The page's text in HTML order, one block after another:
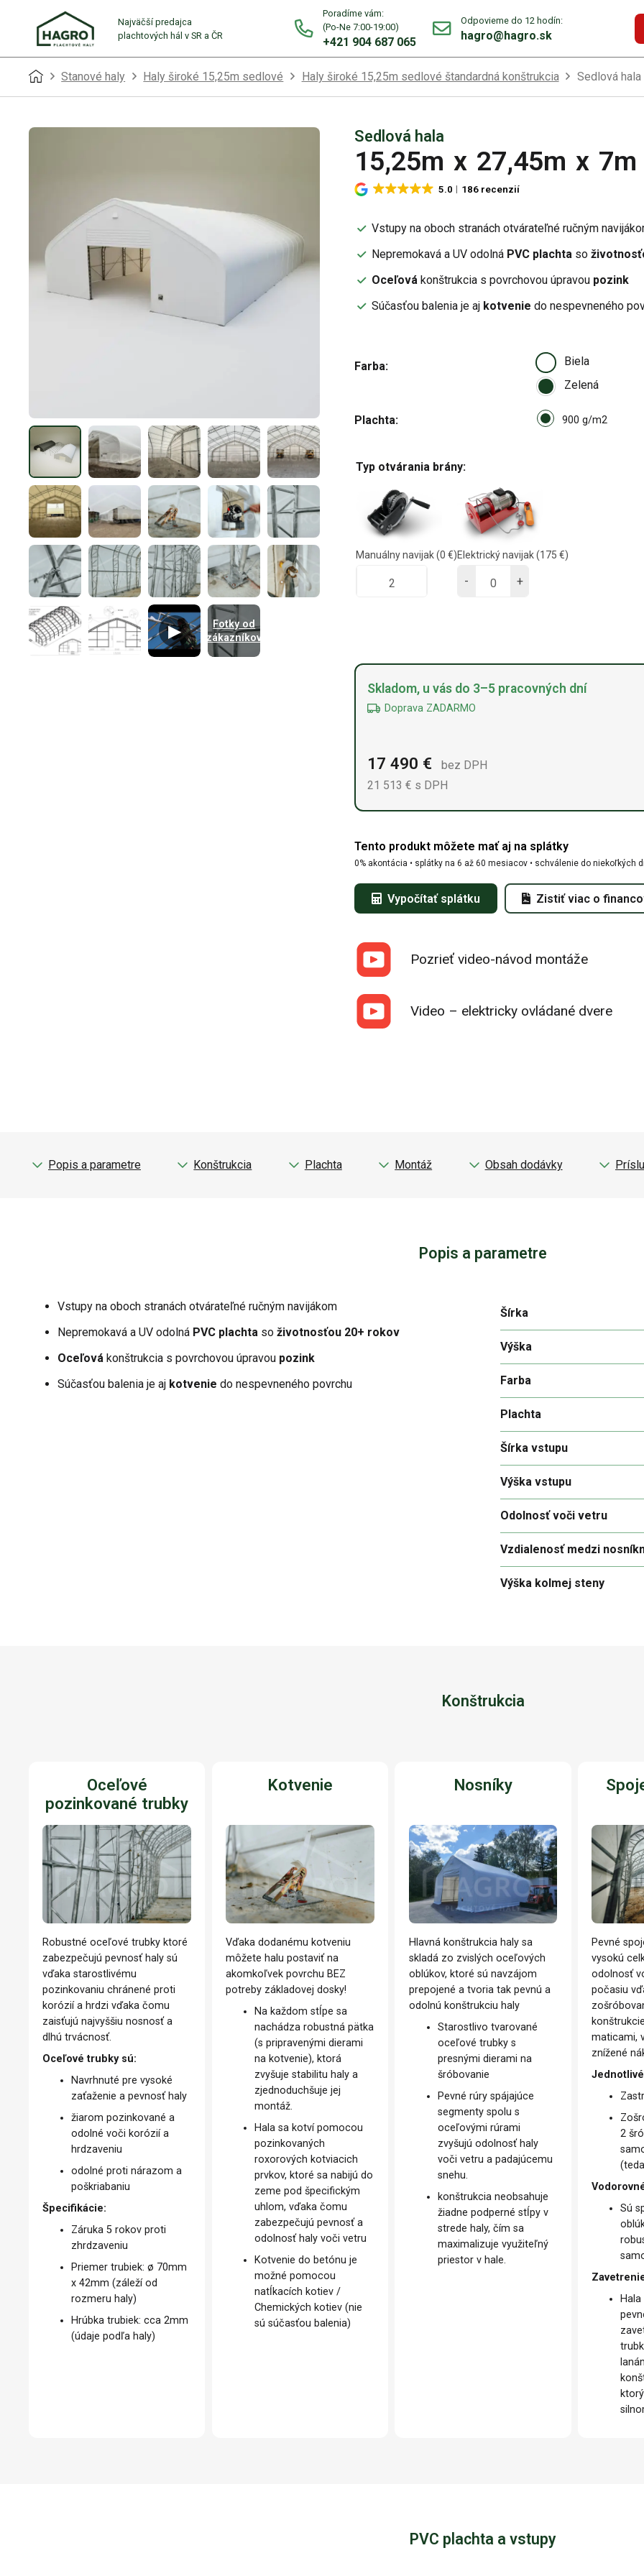
Najväčší predajca
plachtových hál v SR a ČR
Poradíme vám:
(Po-Ne 7:00-19:00)
+421 904 687 065
Odpovieme do 12 hodín:
hagro@hagro.sk
Stanové haly Haly široké 15,25m sedlové Haly široké 15,25m sedlové štandardná konštrukcia Sedlová
▶
Fotky od
zákazníkov
Sedlová hala
15,25m x 27,45m x 7m
5.0 186 recenzií
Vstupy na oboch stranách otvárateľné ručným
Nepremokavá a UV odolná PVC plachta so
Oceľová konštrukcia s povrchovou úpravou pozink
Súčasťou balenia je aj kotvenie do nespevneného
Farba
Biela
Zelená
Plachta Select pa_plachta
900 g/m2
Typ otvárania brány:
Manuálny navijak(0 €)Elektrický navijak(175 €)
-
+
Alternative:
Skladom, u vás do 3–5 pracovných dní
Doprava ZADARMO
17 490 €
bez DPH
21 513€ s DPH
Tento produkt môžete mať aj na splátky
0% akontácia • splátky na 6 až 60 mesiacov • schválenie do niekoľkých
Vypočítať splátku Zistiť viac o
Pozrieť video-návod montáže
Video – elektricky ovládané dvere
Popis a parametre Konštrukcia Plachta Montáž Obsah dodávky
Popis a parametre
Vstupy na oboch stranách otvárateľné ručným navijákom
Nepremokavá a UV odolná PVC plachta so životnosťou 20+ rokov
Oceľová konštrukcia s povrchovou úpravou pozink
Súčasťou balenia je aj kotvenie do nespevneného povrchu
Šírka
Výška
Farba
Plachta
Šírka vstupu
Výška vstupu
Odolnosť voči vetru
Vzdialenosť medzi
Výška kolmej steny
Konštrukcia
Oceľové
pozinkované trubky
Robustné oceľové trubky ktoré
zabezpečujú pevnosť haly sú
vďaka starostlivému
pozinkovaniu chránené proti
korózií a hrdzi vďaka čomu
zaisťujú najvyššiu nosnosť a
dlhú trvácnosť.
Oceľové trubky sú:
Navrhnuté pre vysoké
zaťaženie a pevnosť haly
žiarom pozinkované a
odolné voči korózií a
hrdzaveniu
odolné proti nárazom a
poškriabaniu
Špecifikácie:
Záruka 5 rokov proti
zhrdzaveniu
Priemer trubiek: ø 70mm
x 42mm (záleží od
rozmeru haly)
Hrúbka trubiek: cca 2mm
(údaje podľa haly)
Kotvenie
Vďaka dodanému kotveniu
môžete halu postaviť na
akomkoľvek povrchu BEZ
potreby základovej dosky!
Na každom stĺpe sa
nachádza robustná pätka
(s pripravenými dierami
na kotvenie), ktorá
zvyšuje stabilitu haly a
zjednoduchšuje jej
montáž.
Hala sa kotví pomocou
pozinkovaných
roxorových kotviacich
prvkov, ktoré sa nabijú do
zeme pod špecifickým
uhlom, vďaka čomu
zabezpečujú pevnosť a
odolnosť haly voči vetru
Kotvenie do betónu je
možné pomocou
natĺkacích kotiev /
Chemických kotiev (nie
sú súčasťou balenia)
Nosníky
Hlavná konštrukcia haly sa
skladá zo zvislých oceľových
oblúkov, ktoré sú navzájom
prepojené a tvoria tak pevnú a
odolnú konštrukciu haly
Starostlivo tvarované
oceľové trubky s
presnými dierami na
šróbovanie
Pevné rúry spájajúce
segmenty spolu s
oceľovými rúrami
zvyšujú odolnosť haly
voči vetru a padajúcemu
snehu.
konštrukcia neobsahuje
žiadne podperné stĺpy v
strede haly, čím sa
maximalizuje využiteľný
priestor v hale.
Pevné
vysokú
odolnosť
počasiu
maticami,
znížené
2
Sú
PVC plachta a vstupy